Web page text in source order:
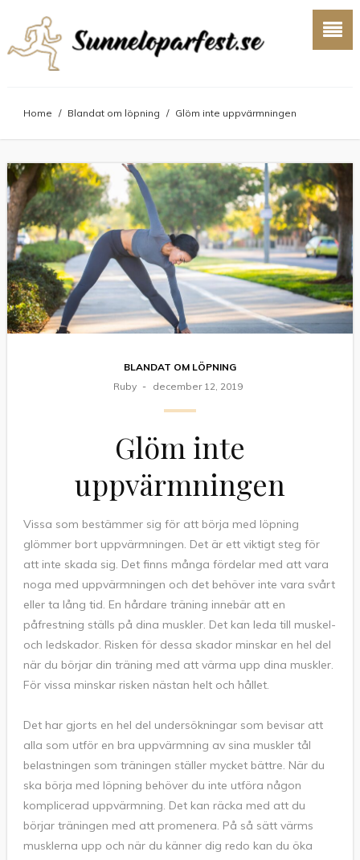
Home / Blandat om löpning / Glöm inte uppvärmningen
BLANDAT OM LÖPNING
Ruby
december 12, 2019
Glöm inte
uppvärmningen
Vissa som bestämmer sig för att börja med löpning
glömmer bort uppvärmningen. Det är ett viktigt steg för
att inte skada sig. Det finns många fördelar med att vara
noga med uppvärmningen och det behöver inte vara svårt
eller ta lång tid. En hårdare träning innebär att en
påfrestning ställs på dina muskler. Det kan leda till muskel-
och ledskador. Risken för dessa skador minskar en hel del
när du börjar din träning med att värma upp dina muskler.
För vissa minskar risken nästan helt och hållet.
Det har gjorts en hel del undersökningar som bevisar att
alla som utför en bra uppvärmning av sina muskler tål
belastningen som träningen ställer mycket bättre. När du
ska börja med löpning behöver du inte utföra någon
komplicerad uppvärmning. Det kan räcka med att du
börjar träningen med att promenera. På så sätt värms
musklerna upp och när du känner dig redo kan du öka